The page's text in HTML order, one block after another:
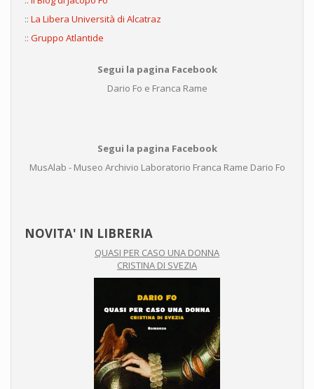
:: La Libera Università di Alcatraz
:: Gruppo Atlantide
Segui la pagina Facebook
Dario Fo e Franca Rame
Segui la pagina Facebook
MusAlab - Museo Archivio Laboratorio Franca Rame Dario Fo
NOVITA' IN LIBRERIA
QUASI PER CASO UNA DONNA
CRISTINA DI SVEZIA